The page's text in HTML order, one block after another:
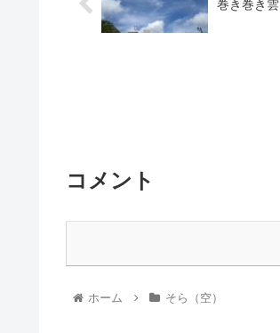
巻き巻き雲
コメント
ホーム そら（空）